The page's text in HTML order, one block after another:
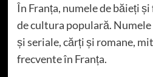
În Franța, numele de băieți
de cultura populară.
și seriale, cărți și romane,
frecvente în Franța.